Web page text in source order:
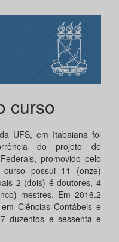
curso
UFS, em Itabaiana foi
do projeto de
promovido pelo
curso possui 11 (onze)
2 (dois) é doutores, 4
mestres. Em 2016.2
Ciências Contábeis e
duzentos e sessenta e